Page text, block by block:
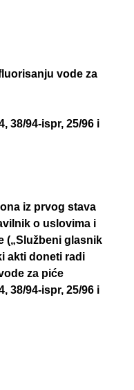
vode za
38/94-ispr, 25/96 i
iz prvog stava
o uslovima i
(„Službeni glasnik
akti doneti radi
za piće
38/94-ispr, 25/96 i